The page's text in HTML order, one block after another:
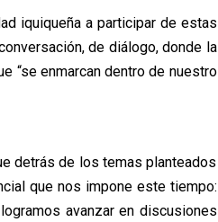
iquiqueña a participar de estas
de diálogo, donde la
“se enmarcan dentro de nuestro
detrás de los temas planteados
que nos impone este tiempo:
avanzar en discusiones